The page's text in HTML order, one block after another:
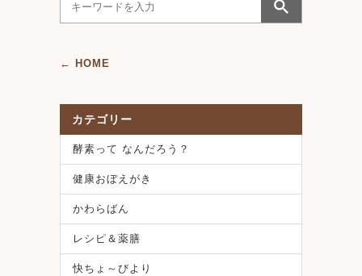
← HOME
カテゴリー
酵素って なんだろう？
健康おぼえがき
かわらばん
レシピ＆薬膳
快ちょ～びより